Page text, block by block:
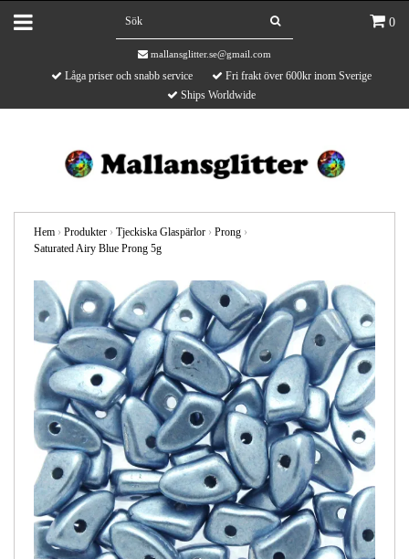
0
mallansglitter.se@gmail.com
Låga priser och snabb service
Fri frakt över 600kr inom Sverige
Ships Worldwide
Hem › Produkter › Tjeckiska Glaspärlor › Prong ›
Saturated Airy Blue Prong 5g